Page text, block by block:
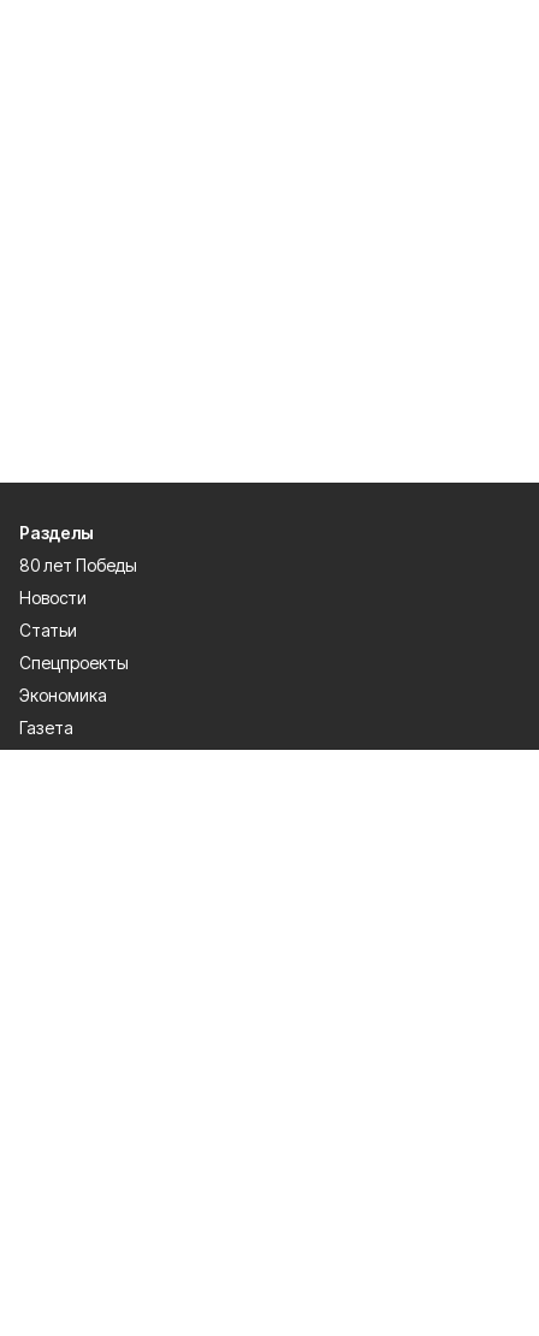
Разделы
80 лет Победы
Новости
Статьи
Спецпроекты
Экономика
Газета